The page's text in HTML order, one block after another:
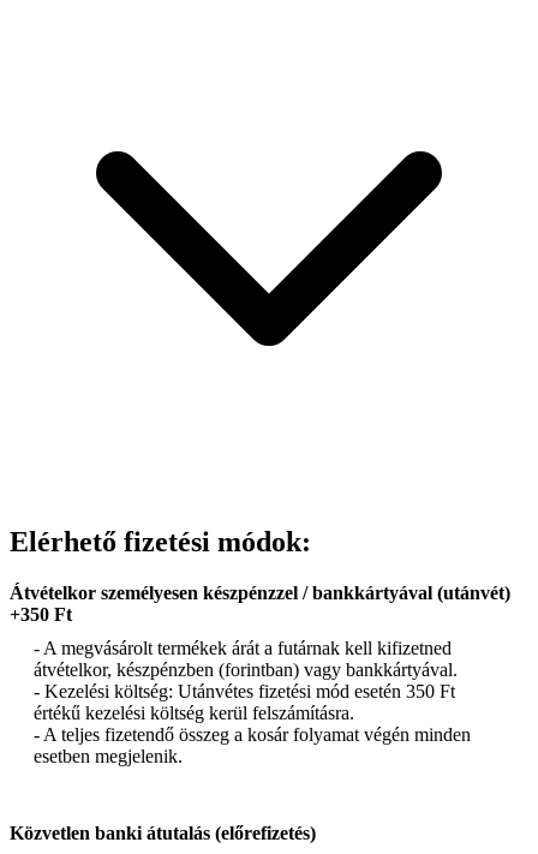
Elérhető fizetési módok:
Átvételkor személyesen készpénzzel / bankkártyával (utánvét)
+350 Ft
- A megvásárolt termékek árát a futárnak kell kifizetned
átvételkor, készpénzben (forintban) vagy bankkártyával.
- Kezelési költség: Utánvétes fizetési mód esetén 350 Ft
értékű kezelési költség kerül felszámításra.
- A teljes fizetendő összeg a kosár folyamat végén minden
esetben megjelenik.
Közvetlen banki átutalás (előrefizetés)